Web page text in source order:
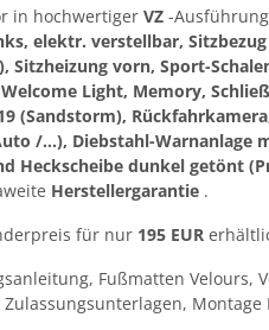
in hochwertiger VZ -
elektr. verstellbar,
vorn, Sport-
Light, Memory,
(Sandstorm),
/…), Diebstahl-Warnanlage
Heckscheibe dunkel getönt
Herstellergarantie .
für nur 195 EUR
Fußmatten